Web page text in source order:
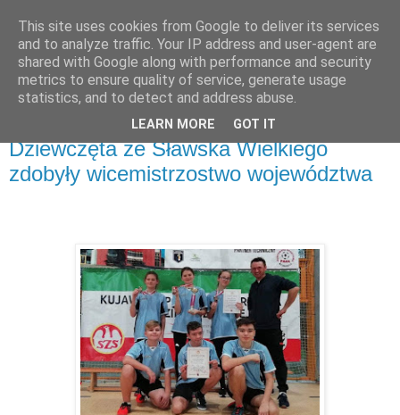
sobota, 21 grudnia 2019
Dziewczęta ze Sławska Wielkiego
zdobyły wicemistrzostwo województwa
This site uses cookies from Google to deliver its services
and to analyze traffic. Your IP address and user-agent are
shared with Google along with performance and security
metrics to ensure quality of service, generate usage
statistics, and to detect and address abuse.
LEARN MORE GOT IT